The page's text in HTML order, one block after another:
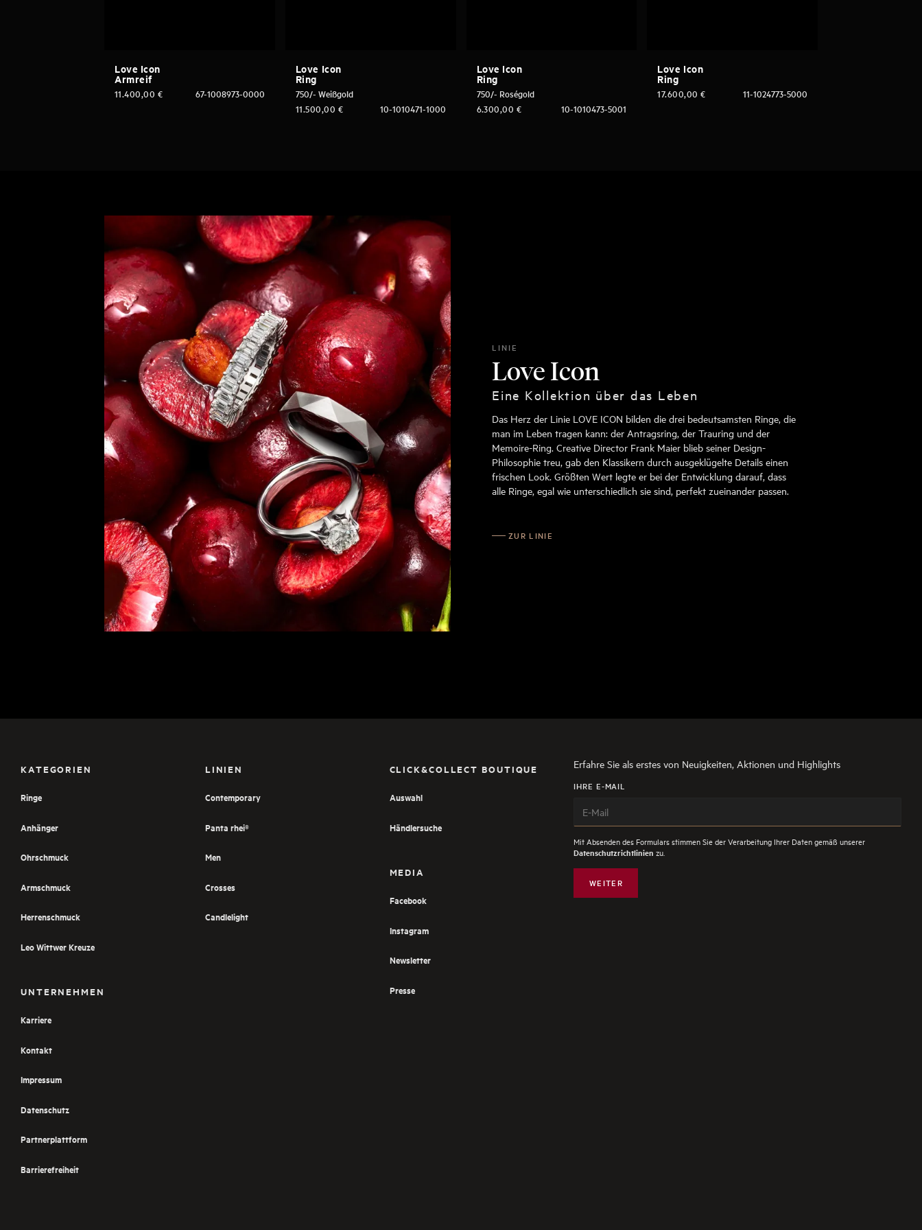
Love Icon
Armreif
67-1008973-0000
11.400,00 €
Love Icon
Ring
750/- Weißgold
10-1010471-1000
11.500,00 €
Love Icon
Ring
750/- Roségold
10-1010473-5001
6.300,00 €
Love Icon
Ring
11-1024773-5000
17.600,00€
LINIE
Love Icon
Eine Kollektion über das Leben
Das Herz der Linie LOVE ICON bilden die drei bedeutsamsten Ringe, die
man im Leben tragen kann: der Antragsring, der Trauring und der
Memoire-Ring. Creative Director Frank Maier blieb seiner Design-
Philosophie treu, gab den Klassikern durch ausgeklügelte Details einen
frischen Look. Größten Wert legte er bei der Entwicklung darauf, dass
alle Ringe, egal wie unterschiedlich sie sind, perfekt zueinander passen.
ZUR LINIE
KATEGORIEN
Ringe
Anhänger
Ohrschmuck
Armschmuck
Herrenschmuck
Leo Wittwer Kreuze
UNTERNEHMEN
Karriere
Kontakt
Impressum
Datenschutz
Partnerplattform
Barrierefreiheit
LINIEN
Contemporary
Panta rhei®
Men
Crosses
Candlelight
CLICK&COLLECT BOUTIQUE
Auswahl
Händlersuche
MEDIA
Facebook
Instagram
Newsletter
Presse
Erfahre Sie als erstes von Neuigkeiten, Aktionen und Highlights
IHRE E-MAIL
Mit Absenden des Formulars stimmen Sie der Verarbeitung Ihrer Daten gemäß unserer
Datenschutzrichtlinien zu.
WEITER